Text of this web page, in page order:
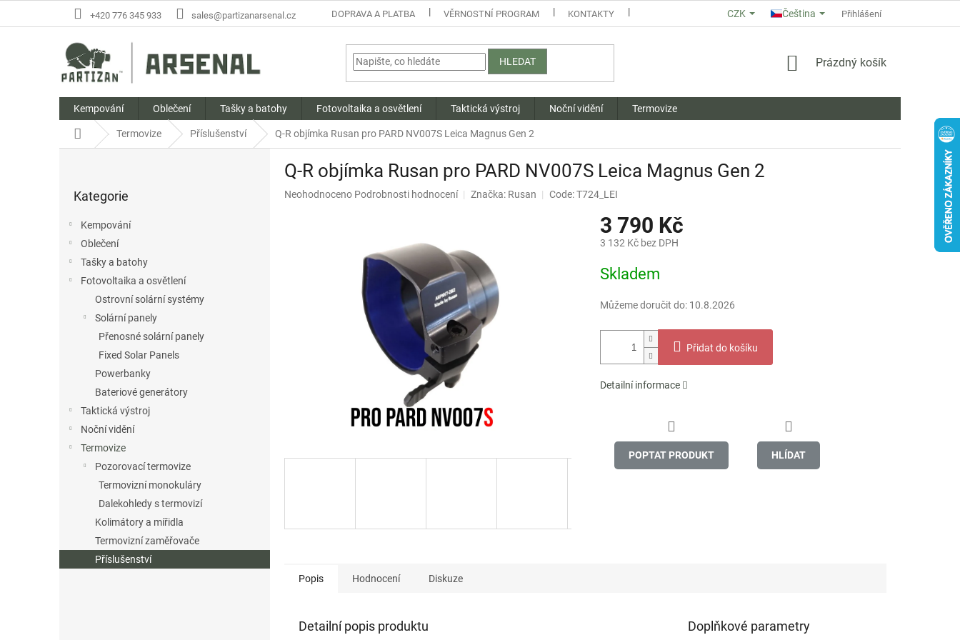
+420 776 345 933 sales@partizanarsenal.cz DOPRAVA A PLATBA VĚRNOSTNÍ PROGRAM KONTAKTY HODNOCENÍ OBCHODU OBCHODNÍ PODMÍNKY
CZK Čeština Přihlášení
HLEDAT
NÁKUPNÍ
Prázdný košík
Kempování Oblečení Tašky a batohy Fotovoltaika a osvětlení Taktická výstroj Noční vidění Termovize
Domů Termovize Příslušenství Q-R objímka Rusan pro PARD NV007S Leica Magnus Gen 2
kategorie
Kategorie
Kempování
Oblečení
Tašky a batohy
Fotovoltaika a osvětlení
Ostrovní solární systémy
Solární panely
Přenosné solární panely
Fixed Solar Panels
Powerbanky
Bateriové generátory
Taktická výstroj
Noční vidění
Termovize
Pozorovací termovize
Termovizní monokuláry
Dalekohledy s termovizí
Kolimátory a mířidla
Termovizní zaměřovače
Příslušenství
Q-R objímka Rusan pro PARD NV007S Leica Magnus Gen 2
Průměrné
Neohodnoceno Podrobnosti hodnocení Značka: Rusan Code: T724_LEI
3 790 Kč
3 132 Kč bez DPH
cena:
Skladem
Můžeme doručit do: 10.8.2026
Přidat do košíku
Detailní informace
POPTAT PRODUKT HLÍDAT
Popis Hodnocení Diskuze
Detailní popis produktu Doplňkové parametry